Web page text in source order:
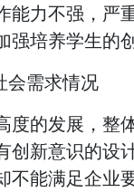
能力不强，严
强培养学生的
会需求情况
度的发展，整
创新意识的设
不能满足企业